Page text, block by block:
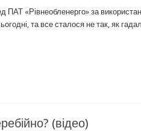
«Рівнеобленерго» за
та все сталося не так, як
(відео)